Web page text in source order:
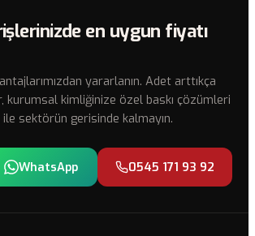
en uygun fiyatı
yararlanın. Adet arttıkça
kurumsal kimliğinize özel baskı çözümleri
sektörün gerisinde kalmayın.
WhatsApp 0545 171 93 92